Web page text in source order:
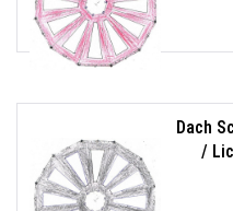
Dach
/